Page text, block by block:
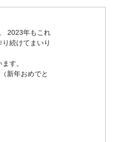
2023年もこれ
続けてまいり
す。
新年おめでと